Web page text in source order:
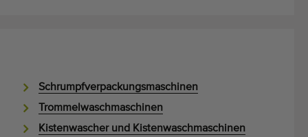
Schrumpfverpackungsmaschinen
Trommelwaschmaschinen
Kistenwascher und Kistenwaschmaschinen